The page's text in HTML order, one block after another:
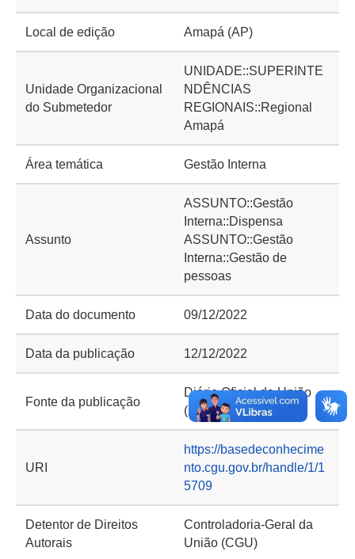
Local de edição Amapá (AP)
Unidade Organizacional
do Submetedor
UNIDADE::SUPERINTE
NDÊNCIAS
REGIONAIS::Regional
Amapá
Área temática Gestão Interna
Assunto
ASSUNTO::Gestão
Interna::Dispensa
ASSUNTO::Gestão
Interna::Gestão de
pessoas
Data do documento 09/12/2022
Data da publicação 12/12/2022
Fonte da publicação
Diário Oficial da União
(DOU)
URI
https://basedeconhecime
nto.cgu.gov.br/handle/1/1
5709
Detentor de Direitos
Autorais
Controladoria-Geral da
União (CGU)